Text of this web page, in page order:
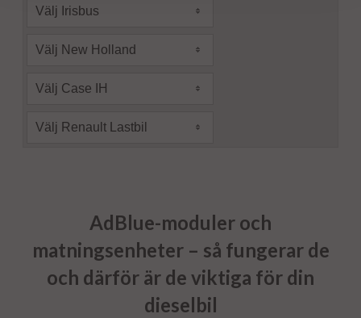
Välj Irisbus
Välj New Holland
Välj Case IH
Välj Renault Lastbil
AdBlue-moduler och
matningsenheter – så fungerar de
och därför är de viktiga för din
dieselbil